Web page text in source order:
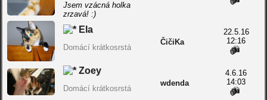
Jsem vzácná holka
zrzavá! :)
Ela
Domácí krátkosrstá
ČičiKa
22.5.16
12:16
Zoey
Domácí krátkosrstá
wdenda
4.6.16
14:03